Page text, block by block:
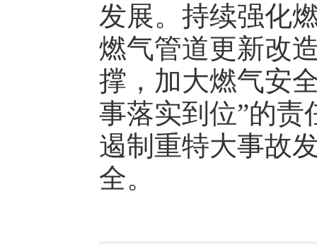
发展。持续强化
燃气管道更新改
撑，加大燃气安
事落实到位”的
遏制重特大事故
全。